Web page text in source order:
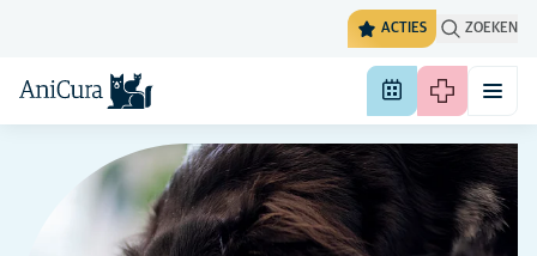
ACTIES ZOEKEN